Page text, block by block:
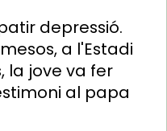
depressió.
a l'Estadi
la jove va fer
al papa